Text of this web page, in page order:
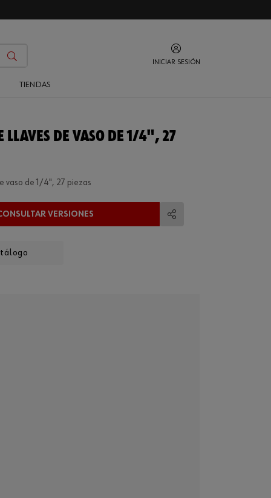
INICIAR SESIÓN
TIENDAS
LLAVES DE VASO DE 1/4", 27
vaso de 1/4", 27 piezas
VERSIONES
Compartir